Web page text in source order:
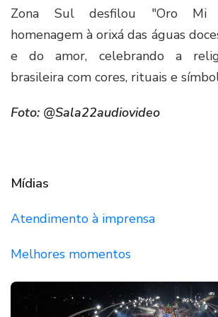
Zona Sul desfilou "Oro Mi
homenagem à orixá das águas
e do amor, celebrando a
brasileira com cores, rituais e
Foto: @Sala22audiovideo
Mídias
Atendimento à imprensa
Melhores momentos